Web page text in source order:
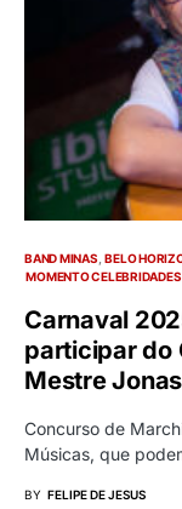
BAND MINAS BELO
MOMENTO
Carnaval
participar do
Mestre Jonas
Concurso de
Músicas, que
BY FELIPE DE JESUS